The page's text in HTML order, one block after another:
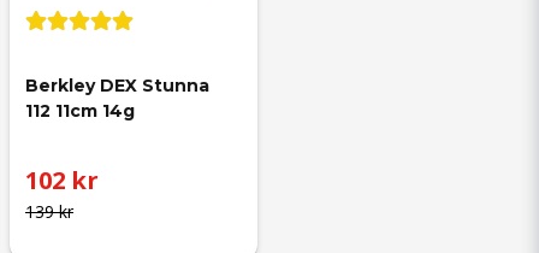
Berkley DEX Stunna
112 11cm 14g
139 kr
102 kr